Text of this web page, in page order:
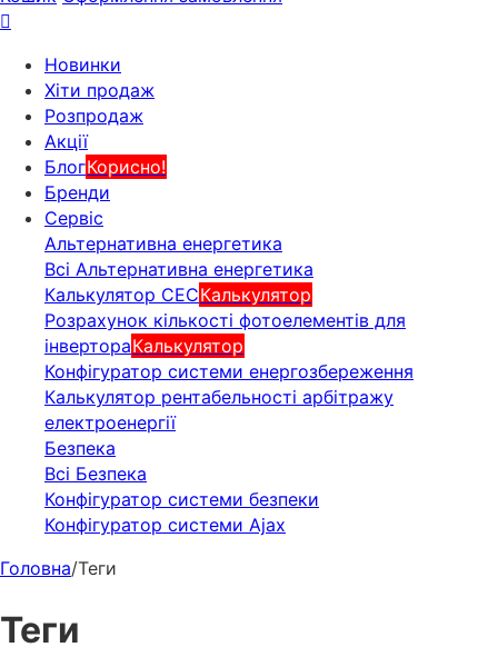
Новинки
Хіти продаж
Розпродаж
Акції
БлогКорисно!
Бренди
Сервіс
Альтернативна енергетика
Всі Альтернативна енергетика
Калькулятор СЕСКалькулятор
Розрахунок кількості фотоелементів для
інвертораКалькулятор
Конфігуратор системи енергозбереження
Калькулятор рентабельності арбітражу
електроенергії
Безпека
Всі Безпека
Конфігуратор системи безпеки
Конфігуратор системи Ajax
Головна/Теги
Теги